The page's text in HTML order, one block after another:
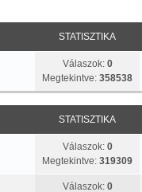
STATISZTIKA
Válaszok: 0
Megtekintve: 358538
STATISZTIKA
Válaszok: 0
Megtekintve: 319309
Válaszok: 0